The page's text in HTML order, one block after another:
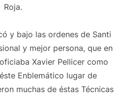
Roja.
y bajo las ordenes de Santi
y mejor persona, que en
Xavier Pellicer como
Enblemático lugar de
muchas de éstas Técnicas